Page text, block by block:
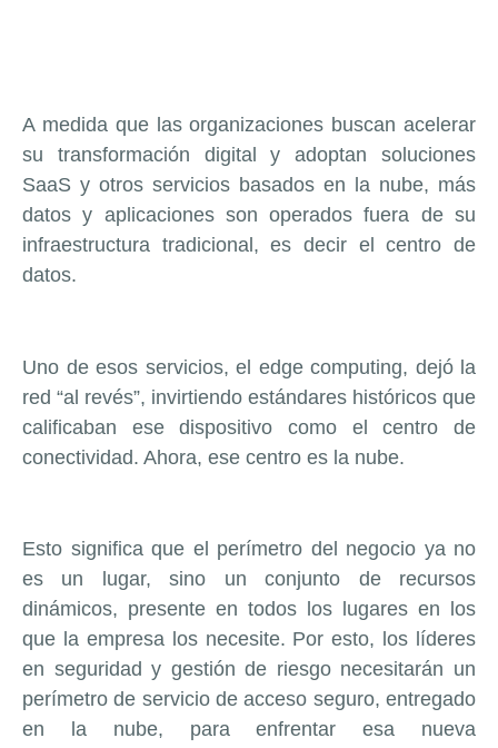
A medida que las organizaciones buscan acelerar
su transformación digital y adoptan soluciones
SaaS y otros servicios basados en la nube, más
datos y aplicaciones son operados fuera de su
infraestructura tradicional, es decir el centro de
datos.
Uno de esos servicios, el edge computing, dejó la
red “al revés”, invirtiendo estándares históricos que
calificaban ese dispositivo como el centro de
conectividad. Ahora, ese centro es la nube.
Esto significa que el perímetro del negocio ya no
es un lugar, sino un conjunto de recursos
dinámicos, presente en todos los lugares en los
que la empresa los necesite. Por esto, los líderes
en seguridad y gestión de riesgo necesitarán un
perímetro de servicio de acceso seguro, entregado
en la nube, para enfrentar esa nueva